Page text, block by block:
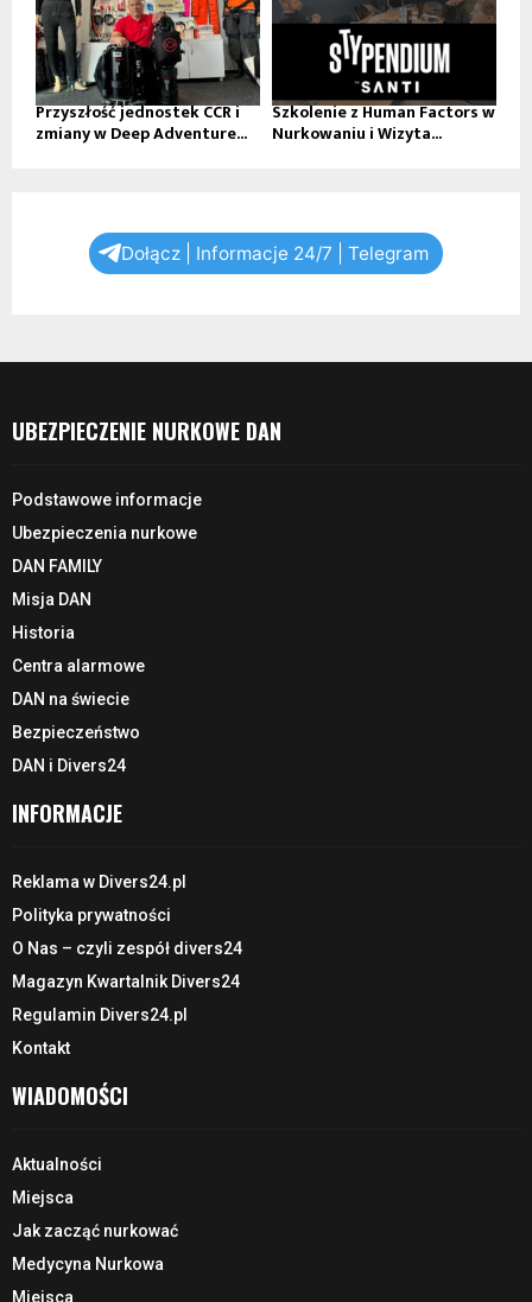
Przyszłość jednostek CCR i
zmiany w Deep Adventure...
Szkolenie z Human Factors w
Nurkowaniu i Wizyta...
Dołącz | Informacje 24/7 | Telegram
UBEZPIECZENIE NURKOWE DAN
Podstawowe informacje
Ubezpieczenia nurkowe
DAN FAMILY
Misja DAN
Historia
Centra alarmowe
DAN na świecie
Bezpieczeństwo
DAN i Divers24
INFORMACJE
Reklama w Divers24.pl
Polityka prywatności
O Nas – czyli zespół divers24
Magazyn Kwartalnik Divers24
Regulamin Divers24.pl
Kontakt
WIADOMOŚCI
Aktualności
Miejsca
Jak zacząć nurkować
Medycyna Nurkowa
Miejsca